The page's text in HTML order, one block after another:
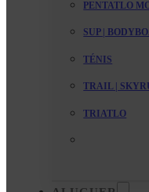
PENTATLO
SUP |
TÉNIS
TRAIL |
TRIATLO